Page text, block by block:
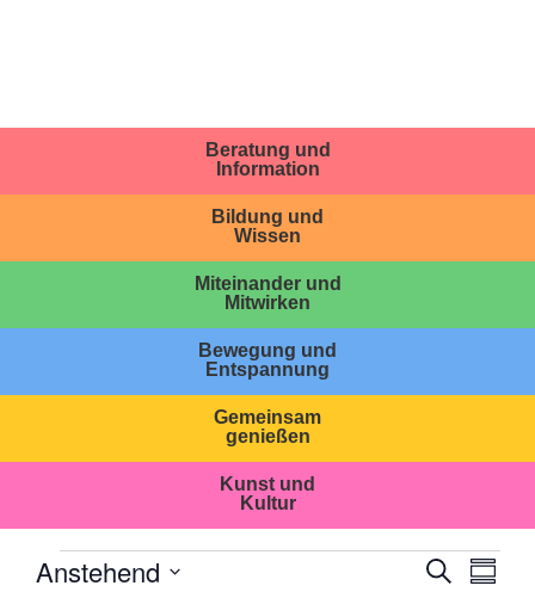
Beratung und
Information
Bildung und
Wissen
Miteinander und
Mitwirken
Bewegung und
Entspannung
Gemeinsam
genießen
Kunst und
Kultur
Suche
Anstehend